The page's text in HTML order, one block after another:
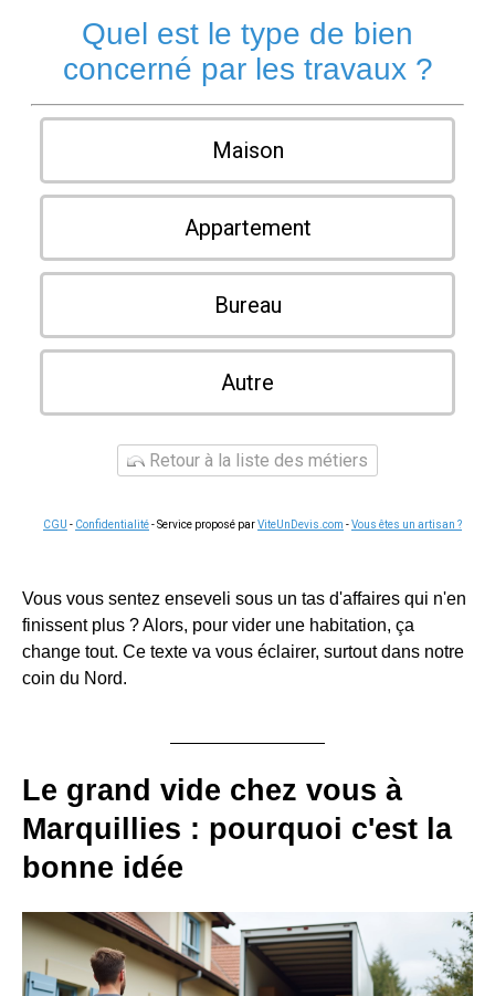
Quel est le type de bien
concerné par les travaux ?
Maison
Appartement
Bureau
Autre
Retour à la liste des métiers
CGU - Confidentialité- Service proposé parViteUnDevis.com -Vous êtes un artisan ?
Vous vous sentez enseveli sous un tas d'affaires qui n'en
finissent plus ? Alors, pour vider une habitation, ça
change tout. Ce texte va vous éclairer, surtout dans notre
coin du Nord.
Le grand vide chez vous à
Marquillies : pourquoi c'est la
bonne idée